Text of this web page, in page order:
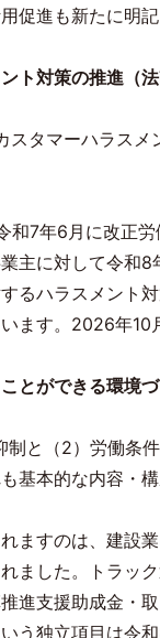
促進も新たに明
ト対策の推進（
スタマーハラス
和7年6 月に改正
主に対して令和8
るハラスメント
ます。 2026年10
とができる環境
制と（2）労働条
基本的な内容・
ますのは、建設
ました。トラッ
進支援助成金・
う独立項目は令和